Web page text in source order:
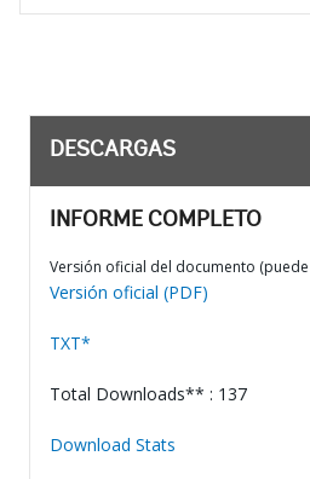
DESCARGAS
INFORME COMPLETO
Versión oficial del documento
Versión oficial (PDF)
TXT*
Total Downloads** : 137
Download Stats